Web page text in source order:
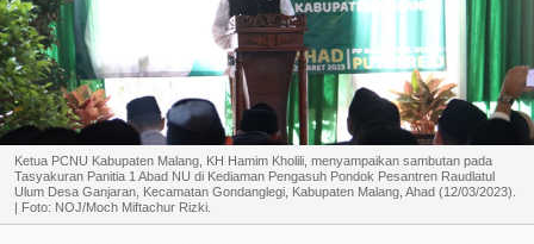
Ketua PCNU Kabupaten Malang, KH Hamim Kholili, menyampaikan sambutan pada
Tasyakuran Panitia 1 Abad NU di Kediaman Pengasuh Pondok Pesantren Raudlatul
Ulum Desa Ganjaran, Kecamatan Gondanglegi, Kabupaten Malang, Ahad (12/03/2023).
| Foto: NOJ/Moch Miftachur Rizki.